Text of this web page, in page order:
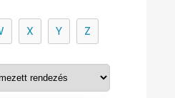
X Y Z